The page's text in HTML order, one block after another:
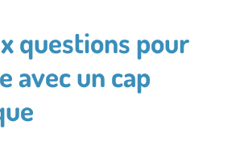
questions pour
avec un cap